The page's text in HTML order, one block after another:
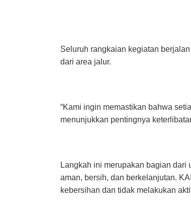
Seluruh rangkaian kegiatan
dari area jalur.
“Kami ingin memastikan bahwa
menunjukkan pentingnya
Langkah ini merupakan bagian
aman, bersih, dan berkelanjutan.
kebersihan dan tidak melakukan